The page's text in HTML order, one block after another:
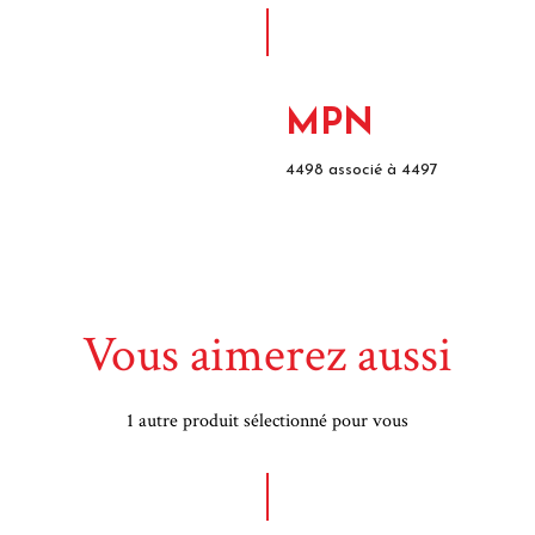
MPN
4498 associé à 4497
Vous aimerez aussi
1 autre produit sélectionné pour vous